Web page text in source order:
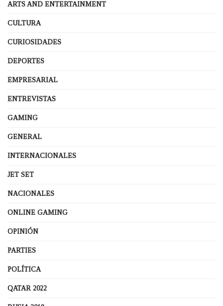
ARTS AND ENTERTAINMENT
CULTURA
CURIOSIDADES
DEPORTES
EMPRESARIAL
ENTREVISTAS
GAMING
GENERAL
INTERNACIONALES
JET SET
NACIONALES
ONLINE GAMING
OPINIÓN
PARTIES
POLÍTICA
QATAR 2022